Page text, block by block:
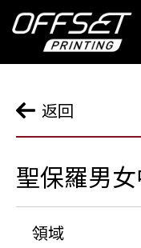
返回
聖保羅男
領域